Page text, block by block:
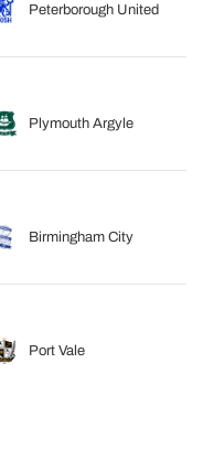
Peterborough United
Plymouth Argyle
Birmingham City
Port Vale